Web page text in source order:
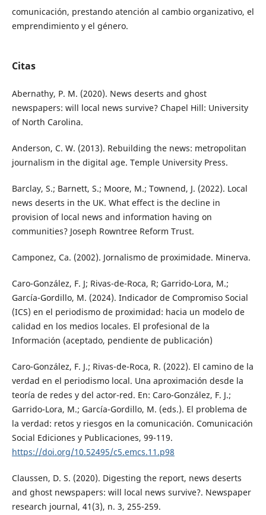
comunicación, prestando atención al cambio organizativo, el
emprendimiento y el género.
Citas
Abernathy, P. M. (2020). News deserts and ghost
newspapers: will local news survive? Chapel Hill: University
of North Carolina.
Anderson, C. W. (2013). Rebuilding the news: metropolitan
journalism in the digital age. Temple University Press.
Barclay, S.; Barnett, S.; Moore, M.; Townend, J. (2022). Local
news deserts in the UK. What effect is the decline in
provision of local news and information having on
communities? Joseph Rowntree Reform Trust.
Camponez, Ca. (2002). Jornalismo de proximidade. Minerva.
Caro-González, F. J; Rivas-de-Roca, R; Garrido-Lora, M.;
García-Gordillo, M. (2024). Indicador de Compromiso Social
(ICS) en el periodismo de proximidad: hacia un modelo de
calidad en los medios locales. El profesional de la
Información (aceptado, pendiente de publicación)
Caro-González, F. J.; Rivas-de-Roca, R. (2022). El camino de la
verdad en el periodismo local. Una aproximación desde la
teoría de redes y del actor-red. En: Caro-González, F. J.;
Garrido-Lora, M.; García-Gordillo, M. (eds.). El problema de
la verdad: retos y riesgos en la comunicación. Comunicación
Social Ediciones y Publicaciones, 99-119.
https://doi.org/10.52495/c5.emcs.11.p98
Claussen, D. S. (2020). Digesting the report, news deserts
and ghost newspapers: will local news survive?. Newspaper
research journal, 41(3), n. 3, 255-259.